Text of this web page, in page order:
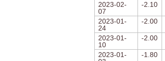
2023-02-
07
-2.10
2023-01-
24
-2.00
2023-01-
10
-2.00
2023-01-
-1.80